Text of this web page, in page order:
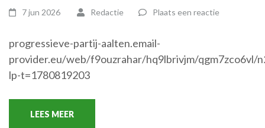
7 jun 2026 Redactie Plaats een reactie
progressieve-partij-aalten.email-
provider.eu/web/f9ouzrahar/hq9lbrivjm/qgm7zco6vl/
lp-t=1780819203
LEES MEER